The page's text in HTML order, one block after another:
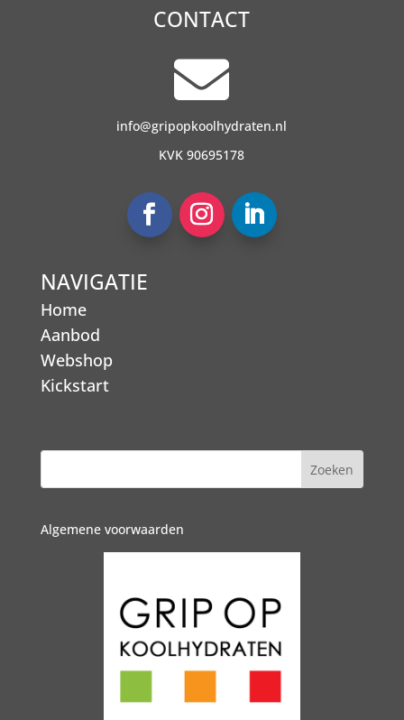
CONTACT

info@gripopkoolhydraten.nl
KVK 90695178
NAVIGATIE
Home
Aanbod
Webshop
Kickstart
Algemene voorwaarden